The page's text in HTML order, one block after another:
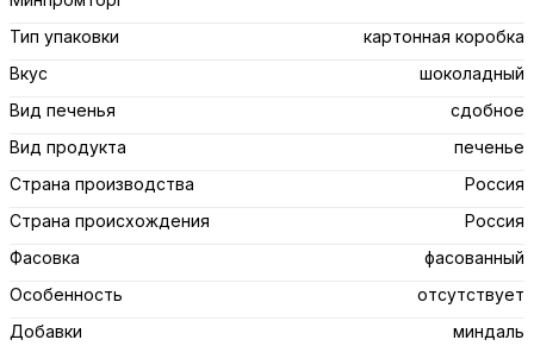
Тип упаковки
картонная коробка
Вкус
шоколадный
Вид печенья
сдобное
Вид продукта
печенье
Страна производства
Россия
Страна происхождения
Россия
Фасовка
фасованный
Особенность
отсутствует
Добавки
миндаль